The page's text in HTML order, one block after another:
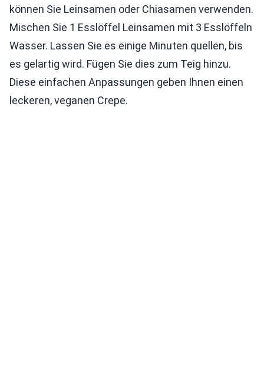
können Sie Leinsamen oder Chiasamen verwenden.
Mischen Sie 1 Esslöffel Leinsamen mit 3 Esslöffeln
Wasser. Lassen Sie es einige Minuten quellen, bis
es gelartig wird. Fügen Sie dies zum Teig hinzu.
Diese einfachen Anpassungen geben Ihnen einen
leckeren, veganen Crepe.